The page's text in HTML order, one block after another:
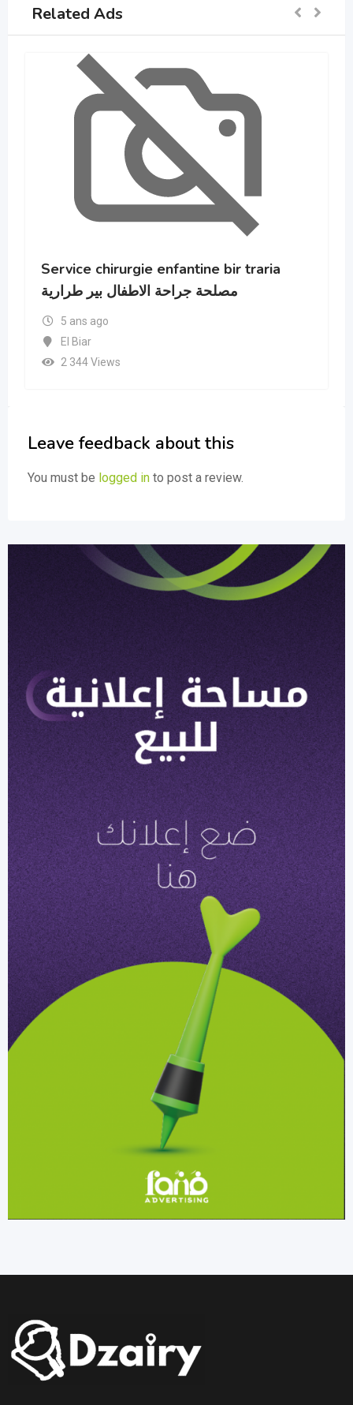
Related Ads
Service chirurgie enfantine bir traria
مصلحة جراحة الاطفال بير طرارية
5 ans ago
El Biar
2 344 Views
Leave feedback about this
You must be logged in to post a review.